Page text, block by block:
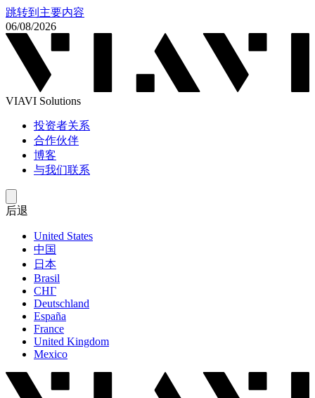
跳转到主要内容
06/08/2026
VIAVI Solutions
投资者关系
合作伙伴
博客
与我们联系
后退
United States
中国
日本
Brasil
СНГ
Deutschland
España
France
United Kingdom
Mexico